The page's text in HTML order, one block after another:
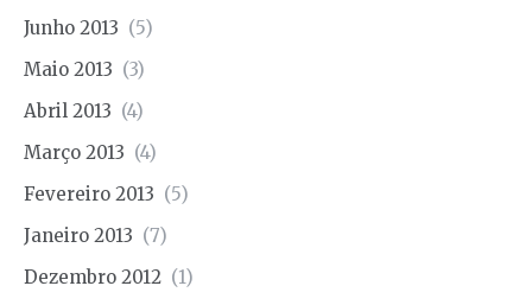
Junho 2013 (5)
Maio 2013 (3)
Abril 2013 (4)
Março 2013 (4)
Fevereiro 2013 (5)
Janeiro 2013 (7)
Dezembro 2012 (1)